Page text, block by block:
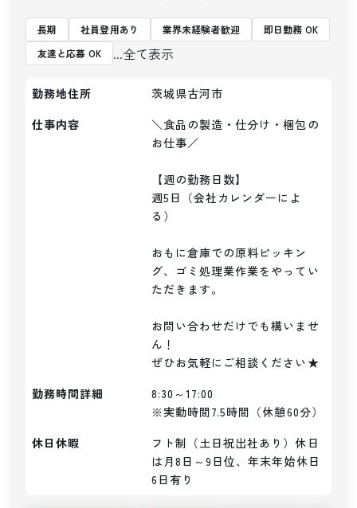
長期 社員登用あり 業界未経験者歓迎
即日勤務 OK
友達と応募 OK
...全て表示
勤務地住所
茨城県古河市
仕事内容
＼食品の製造・仕分け・梱包の
お仕事／
【週の勤務日数】
週5日（会社カレンダーによ
る）
おもに倉庫での原料ピッキン
グ、ゴミ処理業作業をやってい
ただきます。
お問い合わせだけでも構いませ
ん！
ぜひお気軽にご相談ください★
勤務時間詳細
8:30～17:00
※実動時間7.5時間（休憩60分）
休日休暇
フト制（土日祝出社あり）休日
は月8日～9日位、年末年始休日
6日有り